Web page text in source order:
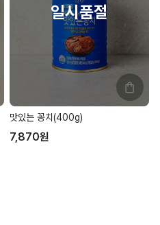
맛있는 꽁치(400g)
7,870원